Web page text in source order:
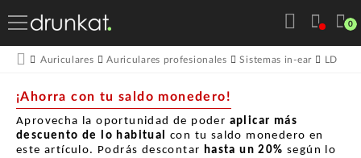
0
Auriculares Auriculares profesionales Sistemas in-ear LD
¡Ahorra con tu saldo monedero!
Aprovecha la oportunidad de poder aplicar más
descuento de lo habitual con tu saldo monedero en
este artículo. Podrás descontar hasta un 20% según lo